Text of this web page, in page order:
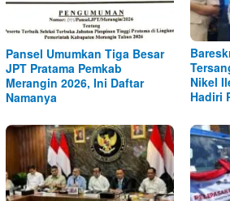
Pansel Umumkan Tiga Besar
JPT Pratama Pemkab
Merangin 2026, Ini Daftar
Namanya
Nikel
Hadiri